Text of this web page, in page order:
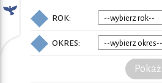
rok:
okres:
Pokaż